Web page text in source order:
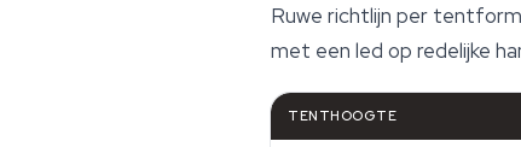
Ruwe richtlijn per
met een led op redelijke
TENTHOOGTE